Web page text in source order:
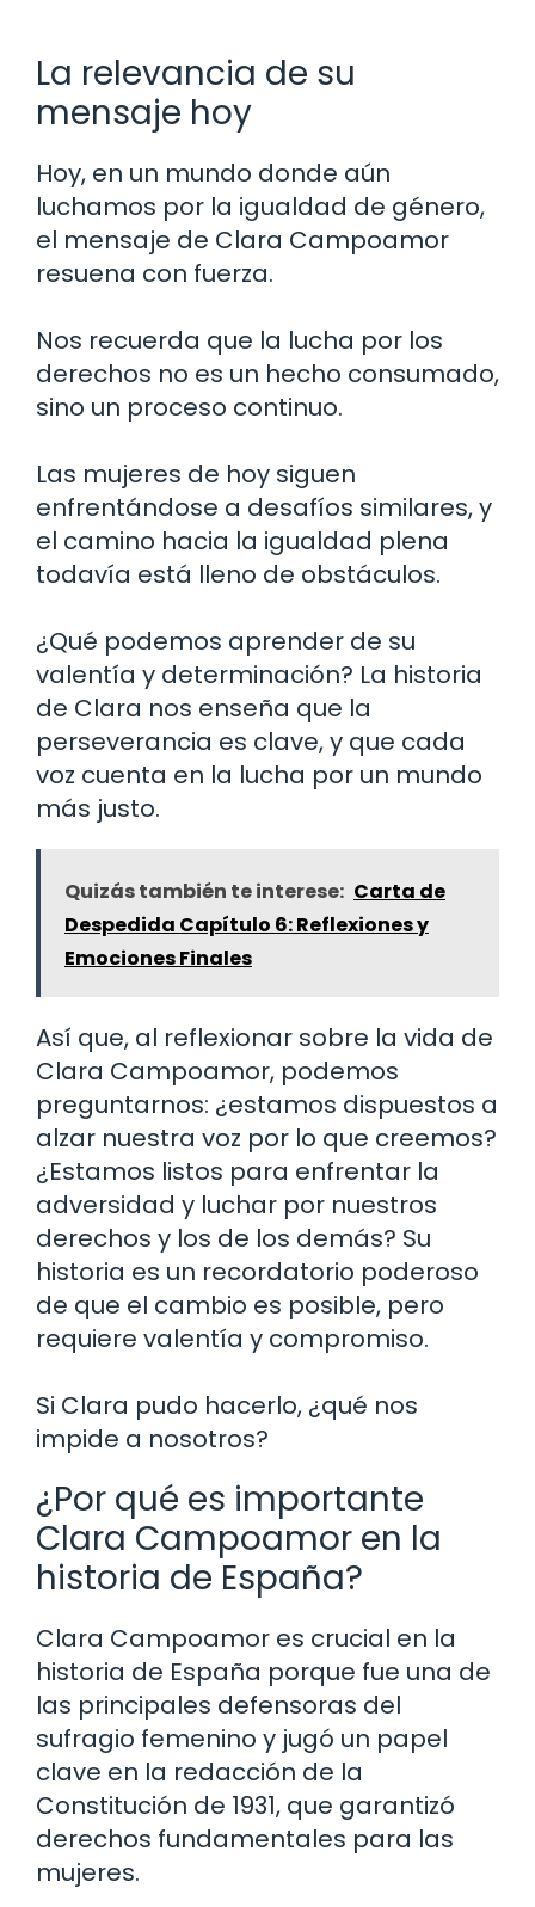
La relevancia de su
mensaje hoy
Hoy, en un mundo donde aún
luchamos por la igualdad de género,
el mensaje de Clara Campoamor
resuena con fuerza.
Nos recuerda que la lucha por los
derechos no es un hecho consumado,
sino un proceso continuo.
Las mujeres de hoy siguen
enfrentándose a desafíos similares, y
el camino hacia la igualdad plena
todavía está lleno de obstáculos.
¿Qué podemos aprender de su
valentía y determinación? La historia
de Clara nos enseña que la
perseverancia es clave, y que cada
voz cuenta en la lucha por un mundo
más justo.
Quizás también te interese: Carta de
Despedida Capítulo 6: Reflexiones y
Emociones Finales
Así que, al reflexionar sobre la vida de
Clara Campoamor, podemos
preguntarnos: ¿estamos dispuestos a
alzar nuestra voz por lo que creemos?
¿Estamos listos para enfrentar la
adversidad y luchar por nuestros
derechos y los de los demás? Su
historia es un recordatorio poderoso
de que el cambio es posible, pero
requiere valentía y compromiso.
Si Clara pudo hacerlo, ¿qué nos
impide a nosotros?
¿Por qué es importante
Clara Campoamor en la
historia de España?
Clara Campoamor es crucial en la
historia de España porque fue una de
las principales defensoras del
sufragio femenino y jugó un papel
clave en la redacción de la
Constitución de 1931, que garantizó
derechos fundamentales para las
mujeres.